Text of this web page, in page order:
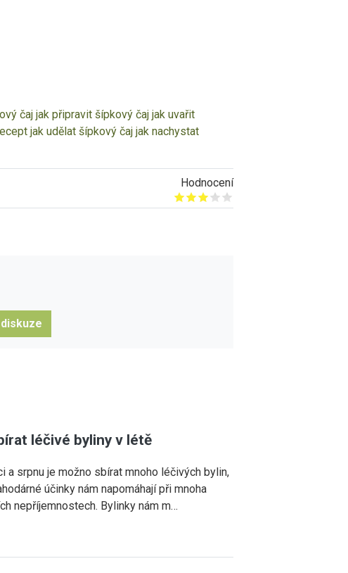
čaj jak připravit šípkový čaj jak uvařit
jak udělat šípkový čaj jak nachystat
Hodnocení
Give it 1/5
Give it 2/5
Give it 3/5
Give it 4/5
Give it 5/5
léčivé byliny v létě
a srpnu je možno sbírat mnoho léčivých bylin,
účinky nám napomáhají při mnoha
nepříjemnostech. Bylinky nám m…